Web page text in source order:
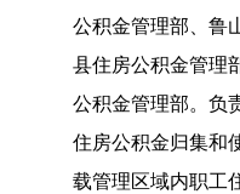
公积金管理部、 鲁
县住房公积金管理
公积金管理部。 负
住房公积金归集和
载管理区域内职工